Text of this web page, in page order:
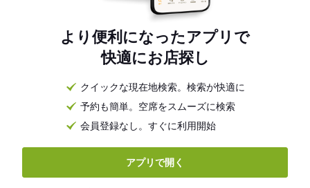
より便利になったアプリで
快適にお店探し
クイックな現在地検索。検索が快適に
予約も簡単。空席をスムーズに検索
会員登録なし。すぐに利用開始
アプリで開く